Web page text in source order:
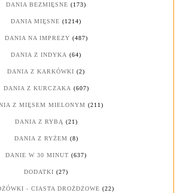
DANIA BEZMIĘSNE (173)
DANIA MIĘSNE (1214)
DANIA NA IMPREZY (487)
DANIA Z INDYKA (64)
DANIA Z KARKÓWKI (2)
DANIA Z KURCZAKA (607)
Z MIĘSEM MIELONYM (211)
DANIA Z RYBĄ (21)
DANIA Z RYŻEM (8)
DANIE W 30 MINUT (637)
DODATKI (27)
- CIASTA DROŻDŻOWE (22)